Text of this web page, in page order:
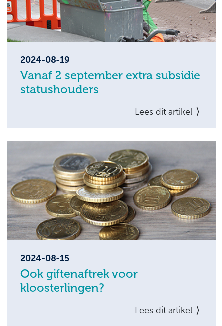
aangepast indien dit nodig blijkt.
2024-08-19
Vanaf 2 september extra subsidie
statushouders
Werkgevers kunnen onder voorwaarden
subsidie is bedoeld voor de kosten die
samenhangen met het verkleinen van de
taal- en cultuurverschillen.
Lees dit artikel
2024-08-15
Ook giftenaftrek voor
kloosterlingen?
Als kloosterlingen hun inkomsten afstaan
Lees dit artikel